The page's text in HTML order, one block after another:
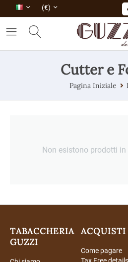
(€)
Cutter e
Pagina Iniziale
Non esistono prodotti
TABACCHERIA
GUZZI
ACQUISTI
Come pagare